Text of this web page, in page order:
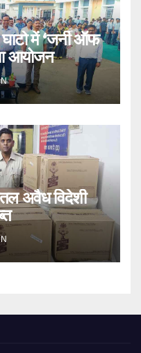
में ‘जर्नी ऑफ
आयोजन
अवैध विदेशी